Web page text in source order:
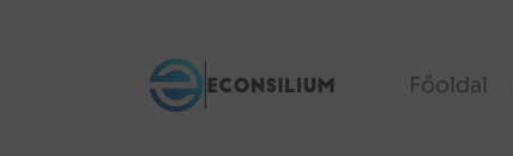
Főoldal